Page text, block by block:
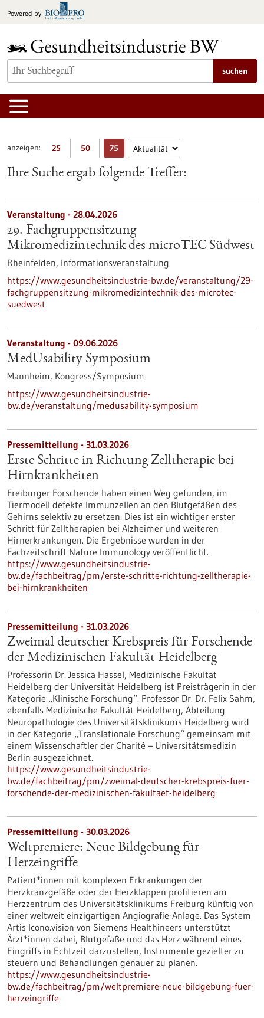
Inhalt
Powered by
suchen
anzeigen: 25 50 75
Ihre Suche ergab folgende Treffer:
Veranstaltung - 28.04.2026
29. Fachgruppensitzung
Mikromedizintechnik des microTEC Südwest
Rheinfelden, Informationsveranstaltung
https://www.gesundheitsindustrie-bw.de/veranstaltung/29-
fachgruppensitzung-mikromedizintechnik-des-microtec-
suedwest
Veranstaltung - 09.06.2026
MedUsability Symposium
Mannheim, Kongress/Symposium
https://www.gesundheitsindustrie-
bw.de/veranstaltung/medusability-symposium
Pressemitteilung - 31.03.2026
Erste Schritte in Richtung Zelltherapie bei
Hirnkrankheiten
Freiburger Forschende haben einen Weg gefunden, im
Tiermodell defekte Immunzellen an den Blutgefäßen des
Gehirns selektiv zu ersetzen. Dies ist ein wichtiger erster
Schritt für Zelltherapien bei Alzheimer und weiteren
Hirnerkrankungen. Die Ergebnisse wurden in der
Fachzeitschrift Nature Immunology veröffentlicht.
https://www.gesundheitsindustrie-
bw.de/fachbeitrag/pm/erste-schritte-richtung-zelltherapie-
bei-hirnkrankheiten
Pressemitteilung - 31.03.2026
Zweimal deutscher Krebspreis für Forschende
der Medizinischen Fakultät Heidelberg
Professorin Dr. Jessica Hassel, Medizinische Fakultät
Heidelberg der Universität Heidelberg ist Preisträgerin in der
Kategorie „Klinische Forschung“. Professor Dr. Dr. Felix Sahm,
ebenfalls Medizinische Fakultät Heidelberg, Abteilung
Neuropathologie des Universitätsklinikums Heidelberg wird
in der Kategorie „Translationale Forschung“ gemeinsam mit
einem Wissenschaftler der Charité – Universitätsmedizin
Berlin ausgezeichnet.
https://www.gesundheitsindustrie-
bw.de/fachbeitrag/pm/zweimal-deutscher-krebspreis-fuer-
forschende-der-medizinischen-fakultaet-heidelberg
Pressemitteilung - 30.03.2026
Weltpremiere: Neue Bildgebung für
Herzeingriffe
Patient*innen mit komplexen Erkrankungen der
Herzkranzgefäße oder der Herzklappen profitieren am
Herzzentrum des Universitätsklinikums Freiburg künftig von
einer weltweit einzigartigen Angiografie-Anlage. Das System
Artis Icono.vision von Siemens Healthineers unterstützt
Ärzt*innen dabei, Blutgefäße und das Herz während eines
Eingriffs in Echtzeit darzustellen, Instrumente gezielter zu
steuern und Behandlungen genauer zu planen.
https://www.gesundheitsindustrie-
bw.de/fachbeitrag/pm/weltpremiere-neue-bildgebung-fuer-
herzeingriffe